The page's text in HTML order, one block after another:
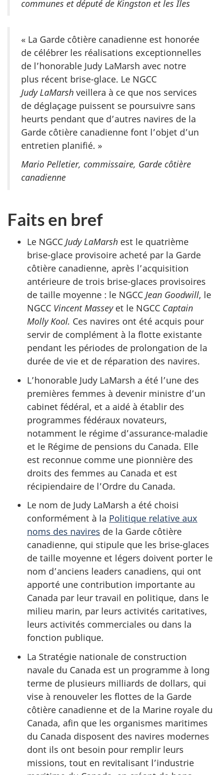
communes et député de Kingston et les Îles
« La Garde côtière canadienne est honorée
de célébrer les réalisations exceptionnelles
de l’honorable Judy LaMarsh avec notre
plus récent brise-glace. Le NGCC
Judy LaMarsh veillera à ce que nos services
de déglaçage puissent se poursuivre sans
heurts pendant que d’autres navires de la
Garde côtière canadienne font l’objet d’un
entretien planifié. »
Mario Pelletier, commissaire, Garde côtière
canadienne
Faits en bref
Le NGCC Judy LaMarsh est le quatrième
brise-glace provisoire acheté par la Garde
côtière canadienne, après l’acquisition
antérieure de trois brise-glaces provisoires
de taille moyenne : le NGCC Jean Goodwill, le
NGCC Vincent Masseyet le NGCC Captain
Molly Kool. Ces navires ont été acquis pour
servir de complément à la flotte existante
pendant les périodes de prolongation de la
durée de vie et de réparation des navires.
L’honorable Judy LaMarsh a été l’une des
premières femmes à devenir ministre d’un
cabinet fédéral, et a aidé à établir des
programmes fédéraux novateurs,
notamment le régime d’assurance-maladie
et le Régime de pensions du Canada. Elle
est reconnue comme une pionnière des
droits des femmes au Canada et est
récipiendaire de l’Ordre du Canada.
Le nom de Judy LaMarsh a été choisi
conformément à la Politique relative aux
noms des navires de la Garde côtière
canadienne, qui stipule que les brise-glaces
de taille moyenne et légers doivent porter le
nom d’anciens leaders canadiens, qui ont
apporté une contribution importante au
Canada par leur travail en politique, dans le
milieu marin, par leurs activités caritatives,
leurs activités commerciales ou dans la
fonction publique.
La Stratégie nationale de construction
navale du Canada est un programme à long
terme de plusieurs milliards de dollars, qui
vise à renouveler les flottes de la Garde
côtière canadienne et de la Marine royale du
Canada, afin que les organismes maritimes
du Canada disposent des navires modernes
dont ils ont besoin pour remplir leurs
missions, tout en revitalisant l’industrie